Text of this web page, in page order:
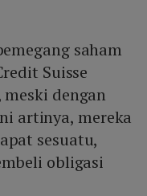
saham
Suisse
meski dengan
artinya, mereka
sesuatu,
obligasi